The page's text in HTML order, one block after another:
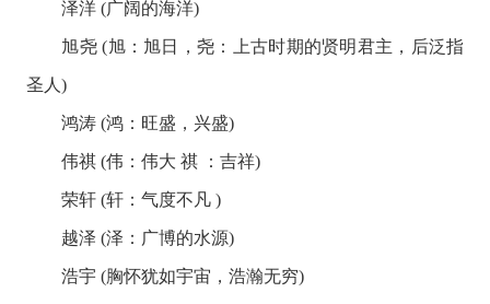
泽洋 (广阔的海洋)
旭尧 (旭：旭日，尧：上古时期的贤明君主，后泛指
圣人)
鸿涛 (鸿：旺盛，兴盛)
伟祺 (伟：伟大 祺 ：吉祥)
荣轩 (轩：气度不凡 )
越泽 (泽：广博的水源)
浩宇 (胸怀犹如宇宙，浩瀚无穷)